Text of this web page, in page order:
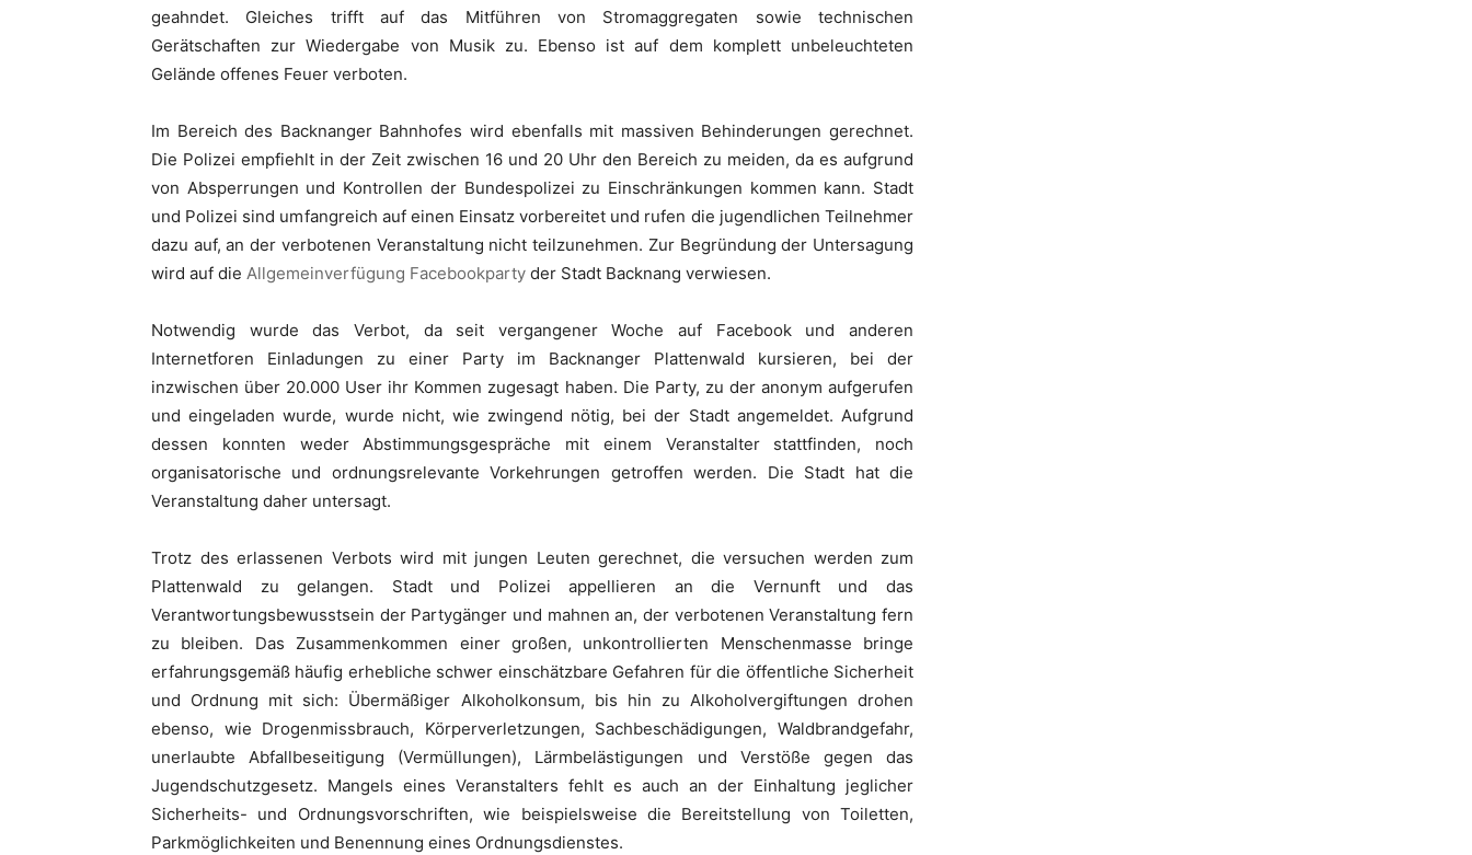
geahndet. Gleiches trifft auf das Mitführen von Stromaggregaten sowie technischen
Gerätschaften zur Wiedergabe von Musik zu. Ebenso ist auf dem komplett unbeleuchteten
Gelände offenes Feuer verboten.
Im Bereich des Backnanger Bahnhofes wird ebenfalls mit massiven Behinderungen gerechnet.
Die Polizei empfiehlt in der Zeit zwischen 16 und 20 Uhr den Bereich zu meiden, da es aufgrund
von Absperrungen und Kontrollen der Bundespolizei zu Einschränkungen kommen kann. Stadt
und Polizei sind umfangreich auf einen Einsatz vorbereitet und rufen die jugendlichen Teilnehmer
dazu auf, an der verbotenen Veranstaltung nicht teilzunehmen. Zur Begründung der Untersagung
wird auf die Allgemeinverfügung Facebookparty der Stadt Backnang verwiesen.
Notwendig wurde das Verbot, da seit vergangener Woche auf Facebook und anderen
Internetforen Einladungen zu einer Party im Backnanger Plattenwald kursieren, bei der
inzwischen über 20.000 User ihr Kommen zugesagt haben. Die Party, zu der anonym aufgerufen
und eingeladen wurde, wurde nicht, wie zwingend nötig, bei der Stadt angemeldet. Aufgrund
dessen konnten weder Abstimmungsgespräche mit einem Veranstalter stattfinden, noch
organisatorische und ordnungsrelevante Vorkehrungen getroffen werden. Die Stadt hat die
Veranstaltung daher untersagt.
Trotz des erlassenen Verbots wird mit jungen Leuten gerechnet, die versuchen werden zum
Plattenwald zu gelangen. Stadt und Polizei appellieren an die Vernunft und das
Verantwortungsbewusstsein der Partygänger und mahnen an, der verbotenen Veranstaltung fern
zu bleiben. Das Zusammenkommen einer großen, unkontrollierten Menschenmasse bringe
erfahrungsgemäß häufig erhebliche schwer einschätzbare Gefahren für die öffentliche Sicherheit
und Ordnung mit sich: Übermäßiger Alkoholkonsum, bis hin zu Alkoholvergiftungen drohen
ebenso, wie Drogenmissbrauch, Körperverletzungen, Sachbeschädigungen, Waldbrandgefahr,
unerlaubte Abfallbeseitigung (Vermüllungen), Lärmbelästigungen und Verstöße gegen das
Jugendschutzgesetz. Mangels eines Veranstalters fehlt es auch an der Einhaltung jeglicher
Sicherheits- und Ordnungsvorschriften, wie beispielsweise die Bereitstellung von Toiletten,
Parkmöglichkeiten und Benennung eines Ordnungsdienstes.